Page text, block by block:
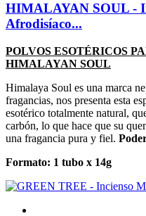
HIMALAYAN SOUL -
Afrodisíaco...
POLVOS ESOTÉRICOS
HIMALAYAN SOUL
Himalaya Soul es una marca
fragancias, nos presenta esta
esotérico totalmente natural,
carbón, lo que hace que su
una fragancia pura y fiel.
Formato: 1 tubo x 14g